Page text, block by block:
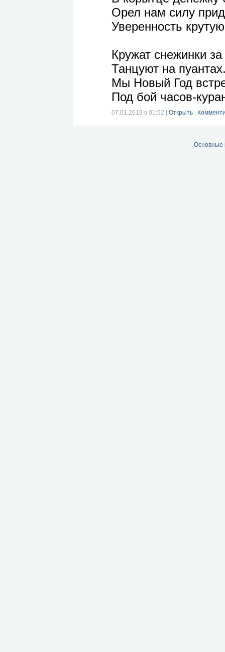
Орел нам силу
Уверенность крутую
Кружат снежинки
Танцуют на
Мы Новый Год
Под бой часов-
07.01.2019 в 01:52 Открыть
Основные